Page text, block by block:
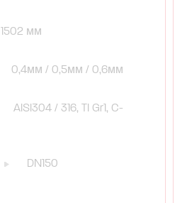
1502 мм
0,4мм / 0,5мм / 0,6мм
AISI304 / 316, TI Gr1, C-
DN150